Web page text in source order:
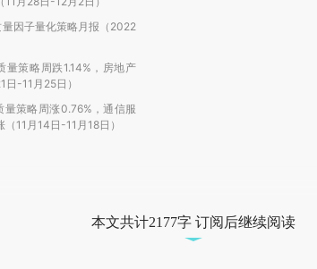
量因子量化策略月报（2022
量策略周跌1.14%，房地产
日-11月25日）
量策略周涨0.76%，通信服
11月14日-11月18日）
本文共计2177字 订阅后继续阅读